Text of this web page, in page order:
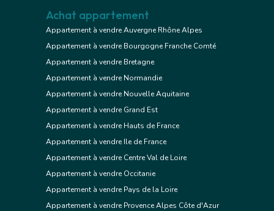
Achat appartement
Appartement à vendre Auvergne Rhône Alpes
Appartement à vendre Bourgogne Franche Comté
Appartement à vendre Bretagne
Appartement à vendre Normandie
Appartement à vendre Nouvelle Aquitaine
Appartement à vendre Grand Est
Appartement à vendre Hauts de France
Appartement à vendre Ile de France
Appartement à vendre Centre Val de Loire
Appartement à vendre Occitanie
Appartement à vendre Pays de la Loire
Appartement à vendre Provence Alpes Côte d'Azur